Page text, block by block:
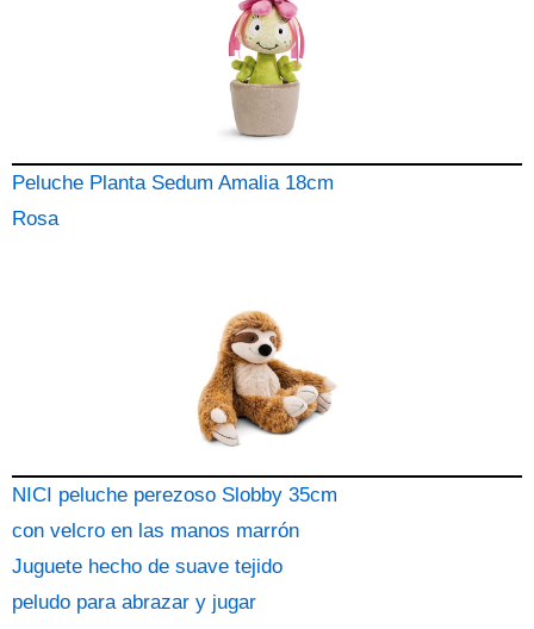
Peluche Planta Sedum Amalia 18cm
Rosa
NICI peluche perezoso Slobby 35cm
con velcro en las manos marrón
Juguete hecho de suave tejido
peludo para abrazar y jugar